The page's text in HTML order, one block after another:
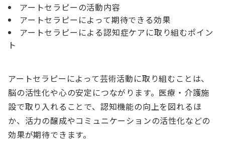
アートセラピーの活動内容
アートセラピーによって期待できる効果
アートセラピーによる認知症ケアに取り組むポイン
ト
アートセラピーによって芸術活動に取り組むことは、
脳の活性化や心の安定につながります。医療・介護施
設で取り入れることで、認知機能の向上を図れるほ
か、活力の醸成やコミュニケーションの活性化などの
効果が期待できます。